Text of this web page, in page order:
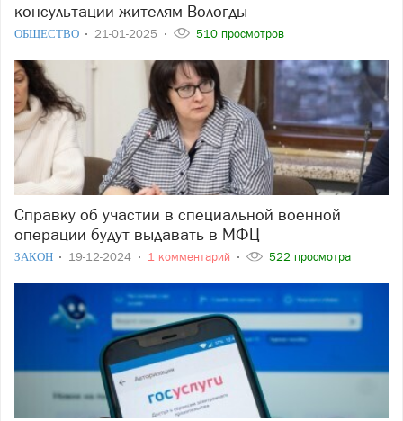
консультации жителям Вологды
ОБЩЕСТВО 21-01-2025 510 просмотров
Справку об участии в специальной военной
операции будут выдавать в МФЦ
ЗАКОН 19-12-2024 1 комментарий 522 просмотра